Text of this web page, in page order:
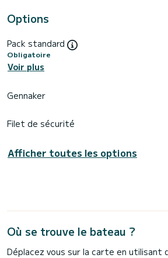
Options
Pack standard
Obligatoire
Voir plus
Gennaker
Filet de sécurité
Afficher toutes les options
Où se trouve le bateau ?
Déplacez vous sur la carte en utilisant